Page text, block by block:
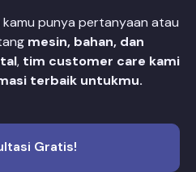
kamu punya pertanyaan atau
mesin, bahan, dan
, tim customer care kami
terbaik untukmu.
Gratis!